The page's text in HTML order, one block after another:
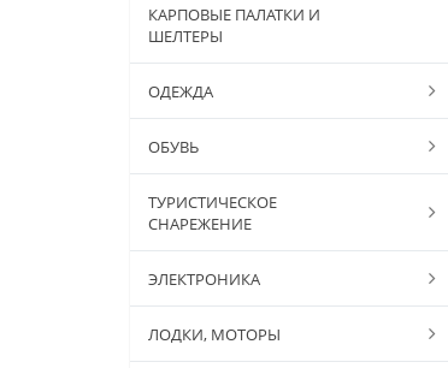
КАРПОВЫЕ ПАЛАТКИ И
ШЕЛТЕРЫ
ОДЕЖДА
ОБУВЬ
ТУРИСТИЧЕСКОЕ
СНАРЕЖЕНИЕ
ЭЛЕКТРОНИКА
ЛОДКИ, МОТОРЫ